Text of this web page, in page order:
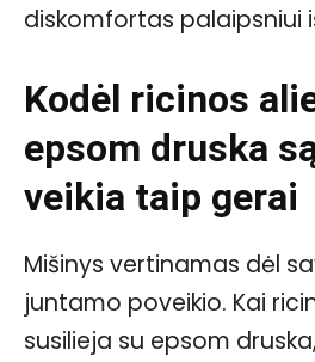
diskomfortas palaipsniui
Kodėl ricinos
epsom druska
veikia taip gerai
Mišinys vertinamas dėl
juntamo poveikio. Kai
susilieja su epsom